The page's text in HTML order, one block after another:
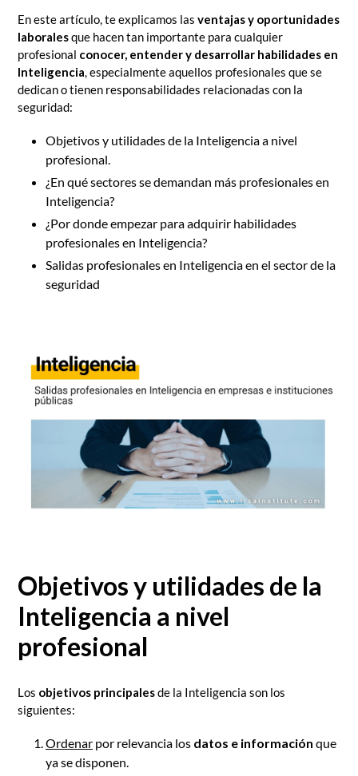
En este artículo, te explicamos las ventajas y oportunidades
laboralesque hacen tan importante para cualquier
profesional conocer, entender y desarrollar habilidades en
Inteligencia, especialmente aquellos profesionales que se
dedican o tienen responsabilidades relacionadas con la
seguridad:
Objetivos y utilidades de la Inteligencia a nivel
profesional.
¿En qué sectores se demandan más profesionales en
Inteligencia?
¿Por donde empezar para adquirir habilidades
profesionales en Inteligencia?
Salidas profesionales en Inteligencia en el sector de la
seguridad
Objetivos y utilidades de la
Inteligencia a nivel
profesional
Los objetivos principalesde la Inteligencia son los
siguientes:
Ordenar por relevancia los datos e información que
ya se disponen.